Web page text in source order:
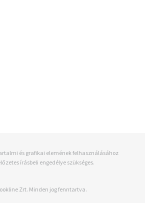
és grafikai elemének felhasználásához
írásbeli engedélye szükséges.
Zrt. Minden jog fenntartva.